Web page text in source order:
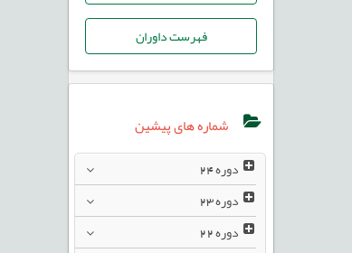
فهرست داوران
شماره های پیشین
دوره
دوره
دوره